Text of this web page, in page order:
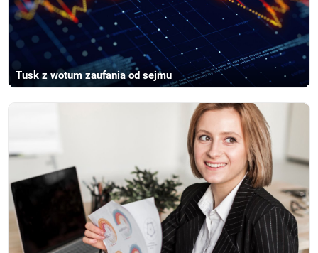
Tusk z wotum zaufania od sejmu